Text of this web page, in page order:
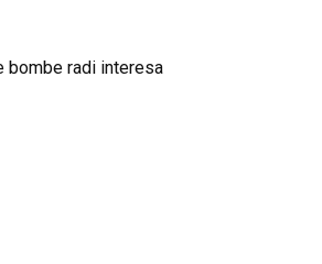
bombe radi interesa